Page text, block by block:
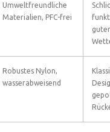
Umweltfreundliche
Materialien, PFC-frei
guter
Robustes Nylon,
wasserabweisend